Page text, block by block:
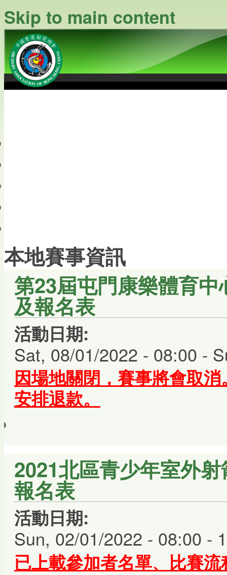
Skip to main content
本地賽事資訊
第23屆屯門康樂體育
及報名表
活動日期:
Sat, 08/01/2022 - 08:00 -
因場地關閉，賽事將會取消
安排退款。
2021北區青少年室外
報名表
活動日期:
Sun, 02/01/2022 - 08:00 -
已上載參加者名單、 比賽